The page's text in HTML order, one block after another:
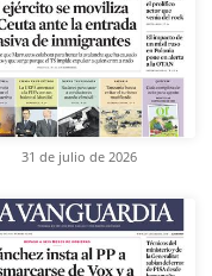
31 de julio de 2026